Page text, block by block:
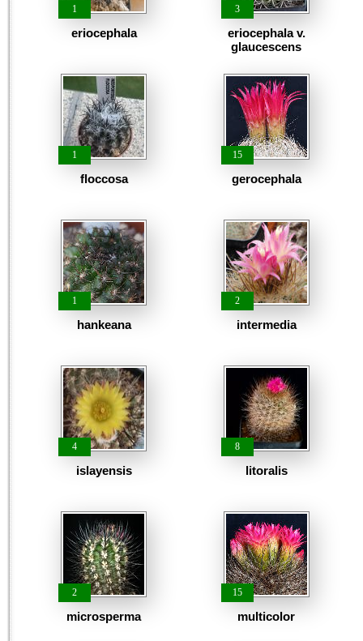
1
eriocephala
3
eriocephala v.
glaucescens
1
floccosa
15
gerocephala
1
hankeana
2
intermedia
4
islayensis
8
litoralis
2
microsperma
15
multicolor